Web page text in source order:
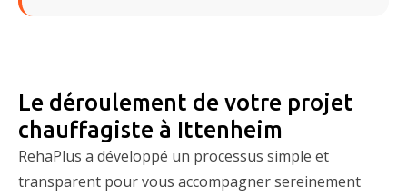
Le déroulement de votre projet
chauffagiste à Ittenheim
RehaPlus a développé un processus simple et
transparent pour vous accompagner sereinement